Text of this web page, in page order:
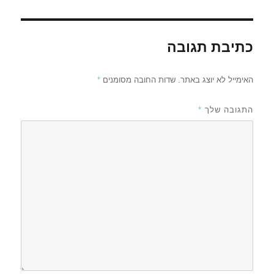
כתיבת תגובה
האימייל לא יוצג באתר. שדות החובה מסומנים*
התגובה שלך *